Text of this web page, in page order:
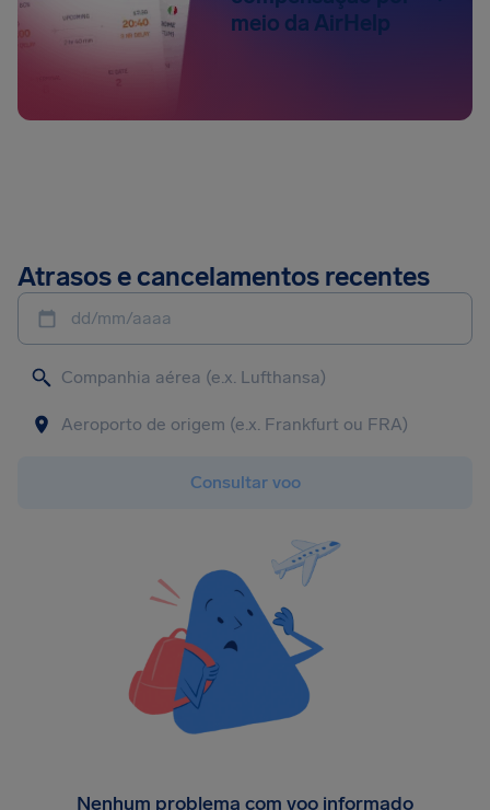
meio da AirHelp
Atrasos e cancelamentos recentes
dd/mm/aaaa
Consultar voo
Nenhum problema com voo informado